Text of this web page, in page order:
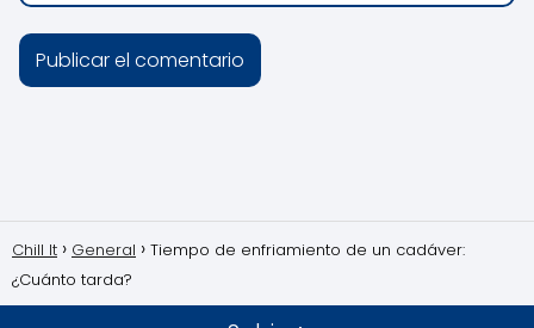
Chill It General
Tiempo de enfriamiento de un cadáver:
¿Cuánto tarda?